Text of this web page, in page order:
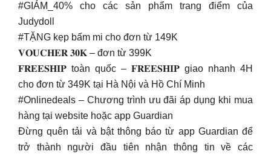
#GIẢM_40% cho các sản phẩm trang điểm của
Judydoll
#TẶNG kẹp bấm mi cho đơn từ 149K
𝐕𝐎𝐔𝐂𝐇𝐄𝐑 𝟑𝟎𝐊 – đơn từ 399K
𝐅𝐑𝐄𝐄𝐒𝐇𝐈𝐏 toàn quốc – 𝐅𝐑𝐄𝐄𝐒𝐇𝐈𝐏 giao nhanh 4H
cho đơn từ 349K tại Hà Nội và Hồ Chí Minh
#Onlinedeals – Chương trình ưu đãi áp dụng khi mua
hàng tại website hoặc app Guardian
Đừng quên tải và bật thông báo từ app Guardian để
trở thành người đầu tiên nhận thông tin về các